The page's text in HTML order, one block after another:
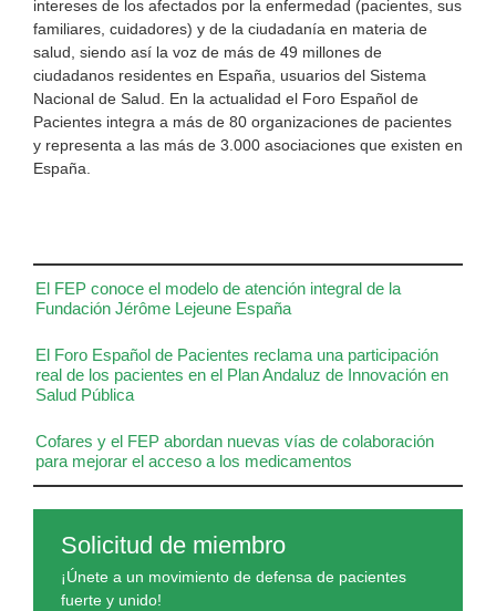
El FEP conoce el modelo de atención integral de la
Fundación Jérôme Lejeune España
El Foro Español de Pacientes reclama una participación
real de los pacientes en el Plan Andaluz de Innovación en
Salud Pública
Cofares y el FEP abordan nuevas vías de colaboración
para mejorar el acceso a los medicamentos
Solicitud de miembro
¡Únete a un movimiento de defensa de pacientes
fuerte y unido!
intereses de los afectados por la enfermedad (pacientes, sus
familiares, cuidadores) y de la ciudadanía en materia de
salud, siendo así la voz de más de 49 millones de
ciudadanos residentes en España, usuarios del Sistema
Nacional de Salud. En la actualidad el Foro Español de
Pacientes integra a más de 80 organizaciones de pacientes
y representa a las más de 3.000 asociaciones que existen en
España.